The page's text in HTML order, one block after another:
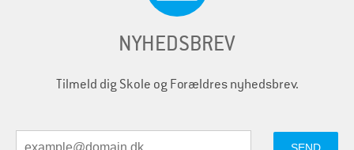
NYHEDSBREV
Tilmeld dig Skole og Forældres nyhedsbrev.